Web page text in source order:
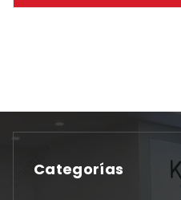
Categorías